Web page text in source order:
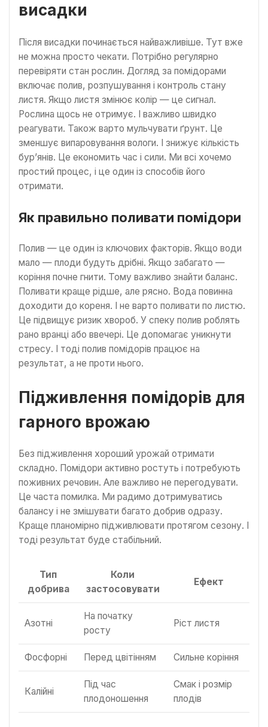
висадки
Після висадки починається найважливіше. Тут вже
не можна просто чекати. Потрібно регулярно
перевіряти стан рослин. Догляд за помідорами
включає полив, розпушування і контроль стану
листя. Якщо листя змінює колір — це сигнал.
Рослина щось не отримує. І важливо швидко
реагувати. Також варто мульчувати ґрунт. Це
зменшує випаровування вологи. І знижує кількість
бур’янів. Це економить час і сили. Ми всі хочемо
простий процес, і це один із способів його
отримати.
Як правильно поливати помідори
Полив — це один із ключових факторів. Якщо води
мало — плоди будуть дрібні. Якщо забагато —
коріння почне гнити. Тому важливо знайти баланс.
Поливати краще рідше, але рясно. Вода повинна
доходити до кореня. І не варто поливати по листю.
Це підвищує ризик хвороб. У спеку полив роблять
рано вранці або ввечері. Це допомагає уникнути
стресу. І тоді полив помідорів працює на
результат, а не проти нього.
Підживлення помідорів для
гарного врожаю
Без підживлення хороший урожай отримати
складно. Помідори активно ростуть і потребують
поживних речовин. Але важливо не перегодувати.
Це часта помилка. Ми радимо дотримуватись
балансу і не змішувати багато добрив одразу.
Краще планомірно підживлювати протягом сезону. І
тоді результат буде стабільний.
Тип
добрива
Коли
застосовувати
Ефект
Азотні
На початку
росту
Ріст листя
Фосфорні Перед цвітінням Сильне коріння
Калійні
Під час
плодоношення
Смак і розмір
плодів